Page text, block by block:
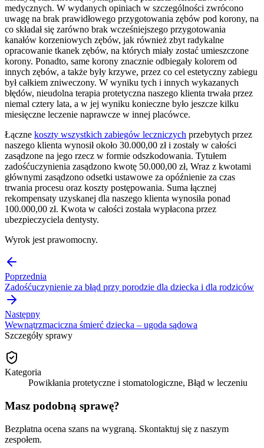
medycznych. W wydanych opiniach w szczególności zwrócono
uwagę na brak prawidłowego przygotowania zębów pod korony, na
co składał się zarówno brak wcześniejszego przygotowania
kanałów korzeniowych zębów, jak również zbyt radykalne
opracowanie tkanek zębów, na których miały zostać umieszczone
korony. Ponadto, same korony znacznie odbiegały kolorem od
innych zębów, a także były krzywe, przez co cel estetyczny zabiegu
był całkiem zniweczony. W wyniku tych i innych wykazanych
błędów, nieudolna terapia protetyczna naszego klienta trwała przez
niemal cztery lata, a w jej wyniku konieczne było jeszcze kilku
miesięczne leczenie naprawcze w innej placówce.
Łączne koszty wszystkich zabiegów leczniczych przebytych przez
naszego klienta wynosił około 30.000,00 zł i zostały w całości
zasądzone na jego rzecz w formie odszkodowania. Tytułem
zadośćuczynienia zasądzono kwotę 50.000,00 zł, Wraz z kwotami
głównymi zasądzono odsetki ustawowe za opóźnienie za czas
trwania procesu oraz koszty postępowania. Suma łącznej
rekompensaty uzyskanej dla naszego klienta wynosiła ponad
100.000,00 zł. Kwota w całości została wypłacona przez
ubezpieczyciela dentysty.
Wyrok jest prawomocny.
Poprzednia
Zadośćuczynienie za błąd przy porodzie dla dziecka i dla rodziców
Następny
Wewnątrzmaciczna śmierć dziecka – ugoda sądowa
Szczegóły sprawy
Kategoria
Powikłania protetyczne i stomatologiczne, Błąd w leczeniu
Masz podobną sprawę?
Bezpłatna ocena szans na wygraną. Skontaktuj się z naszym
zespołem.